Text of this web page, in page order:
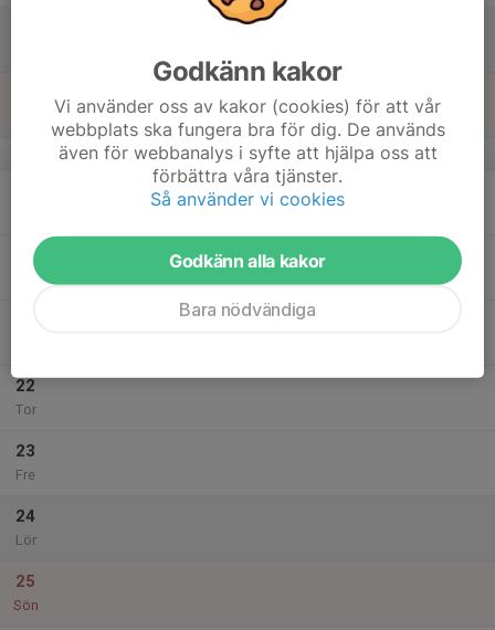
v.34
20
22
Tor
23
Fre
24
Lör
25
Sön
Godkänn kakor
Vi använder oss av kakor (cookies) för att vår
webbplats ska fungera bra för dig. De används
även för webbanalys i syfte att hjälpa oss att
förbättra våra tjänster.
Så använder vi cookies
Godkänn alla kakor
Bara nödvändiga